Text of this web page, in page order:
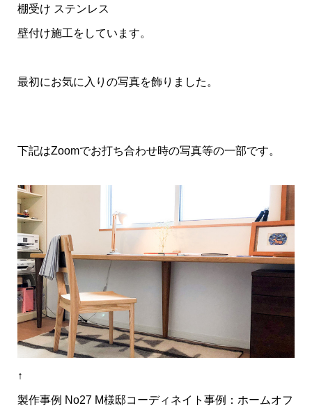
棚受け ステンレス
壁付け施工をしています。
最初にお気に入りの写真を飾りました。
下記はZoomでお打ち合わせ時の写真等の一部です。
↑
製作事例 No27 M様邸コーディネイト事例：ホームオフ